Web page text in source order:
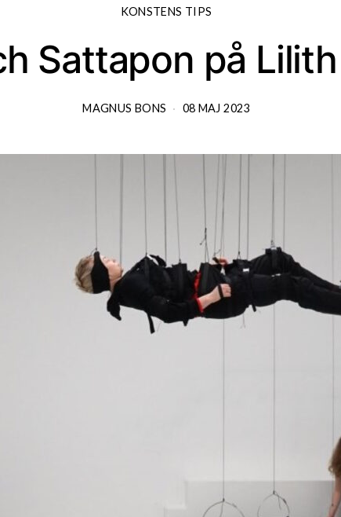
KONSTENS TIPS
Sattapon på
MAGNUS BONS 08 MAJ 2023